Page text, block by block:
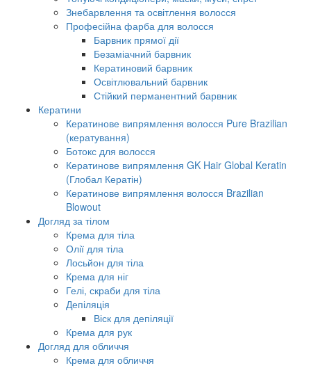
Знебарвлення та освітлення волосся
Професійна фарба для волосся
Барвник прямої дії
Безаміачний барвник
Кератиновий барвник
Освітлювальний барвник
Стійкий перманентний барвник
Кератини
Кератинове випрямлення волосся Pure Brazilian
(кератування)
Ботокс для волосся
Кератинове випрямлення GK Hair Global Keratin
(Глобал Кератін)
Кератинове випрямлення волосся Brazilian
Blowout
Догляд за тілом
Крема для тіла
Олії для тіла
Лосьйон для тіла
Крема для ніг
Гелі, скраби для тіла
Депіляція
Віск для депіляції
Крема для рук
Догляд для обличчя
Крема для обличчя